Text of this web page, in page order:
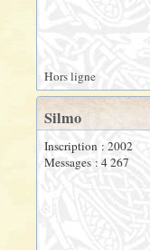
Hors ligne
Silmo
Inscription : 2002
Messages : 4 267